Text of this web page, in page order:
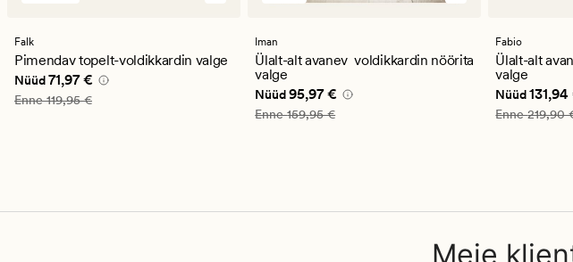
hinnanguga
4.5
Falk
Pimendav topelt-voldikkardin valge
Nåværende pris_ee
Nüüd71,97 €
Vanlig pris_ee
Enne119,95 €
hinnanguga
4
Iman
Ülalt-alt avanev voldikkardin nöörita
valge
Nåværende pris_ee
Nüüd95,97 €
Vanlig pris_ee 159,95 €
Enne159,95 €
Fabio
Ülalt-alt
valge
Nåværende
Nüüd
Vanlig pris_ee
Enne219,90
Meie